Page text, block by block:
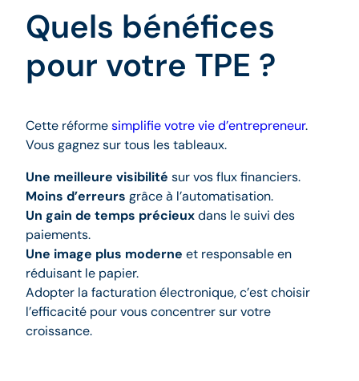
Quels bénéfices
pour votre TPE ?
Cette réformesimplifie votre vie d’entrepreneur.
Vous gagnez sur tous les tableaux.
Une meilleure visibilité sur vos flux financiers.
Moins d’erreurs grâce à l’automatisation.
Un gain de temps précieuxdans le suivi des
paiements.
Une image plus moderne et responsable en
réduisant le papier.
Adopter la facturation électronique, c’est choisir
l’efficacité pour vous concentrer sur votre
croissance.